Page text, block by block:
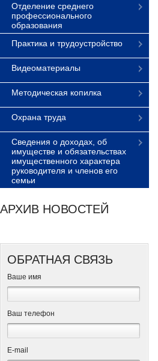
Отделение среднего
профессионального
образования
Практика и трудоустройство
Видеоматериалы
Методическая копилка
Охрана труда
Сведения о доходах, об
имуществе и обязательствах
имущественного характера
руководителя и членов его
семьи
АРХИВ НОВОСТЕЙ
ОБРАТНАЯ СВЯЗЬ
Ваше имя
Ваш телефон
Е-mail